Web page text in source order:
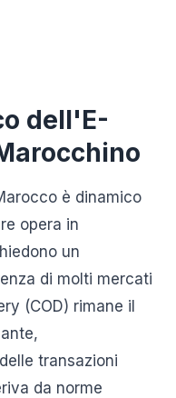
dell'E-
è dinamico
opera in
un
di molti mercati
(COD) rimane il
transazioni
da norme